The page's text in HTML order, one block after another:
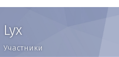
Lyx
Участники